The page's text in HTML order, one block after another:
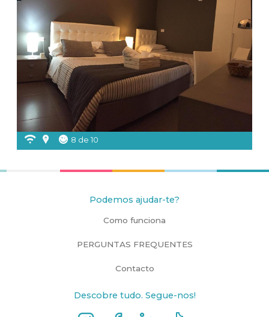
8 de 10
Podemos ajudar-te?
Como funciona
PERGUNTAS FREQUENTES
Contacto
Descobre tudo. Segue-nos!